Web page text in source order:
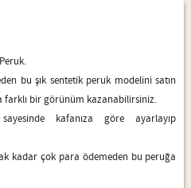
bu şık sentetik peruk modelini satın
bir görünüm kazanabilirsiniz.
kafanıza göre ayarlayıp
kadar çok para ödemeden bu peruğa